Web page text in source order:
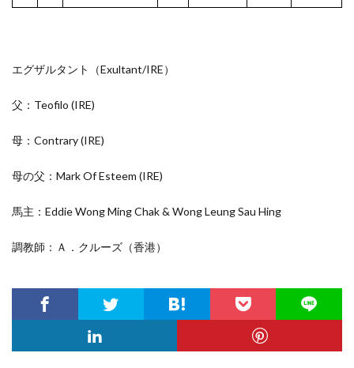
エグザルタント（Exultant/IRE）
父：Teofilo (IRE)
母：Contrary(IRE)
母の父：Mark Of Esteem (IRE)
馬主：Eddie Wong Ming Chak & Wong Leung Sau Hing
調教師：Ａ．クルーズ（香港）